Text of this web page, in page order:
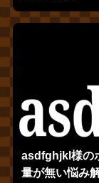
asdfghjkl様の
量が無い悩み